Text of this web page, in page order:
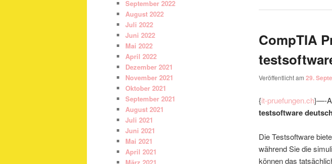
CompTIA
Veröffentlicht am 29.
{it-pruefungen.ch}—-
testsoftware deutsch
Die Testsoftware
während Sie die
können das
September 2022
August 2022
Juli 2022
Juni 2022
Mai 2022
April 2022
Dezember 2021
November 2021
Oktober 2021
September 2021
August 2021
Juli 2021
Juni 2021
Mai 2021
April 2021